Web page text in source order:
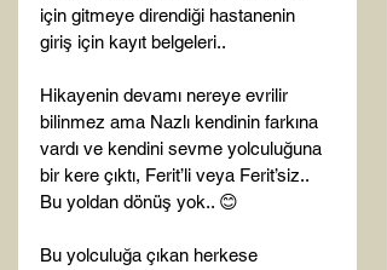
için gitmeye direndiği hastanenin
giriş için kayıt belgeleri..
Hikayenin devamı nereye evrilir
bilinmez ama Nazlı kendinin farkına
vardı ve kendini sevme yolculuğuna
bir kere çıktı, Ferit’li veya Ferit’siz..
Bu yoldan dönüş yok.. 😊
Bu yolculuğa çıkan herkese